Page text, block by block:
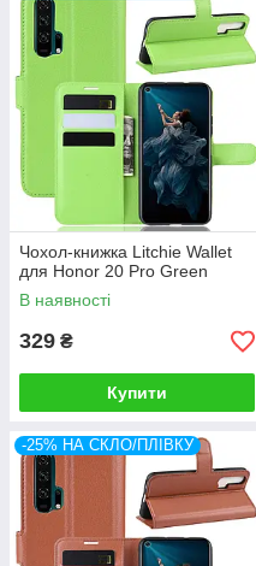
Чохол-книжка Litchie Wallet
для Honor 20 Pro Green
В наявності
329 ₴
Купити
-25% НА СКЛО/ПЛІВКУ